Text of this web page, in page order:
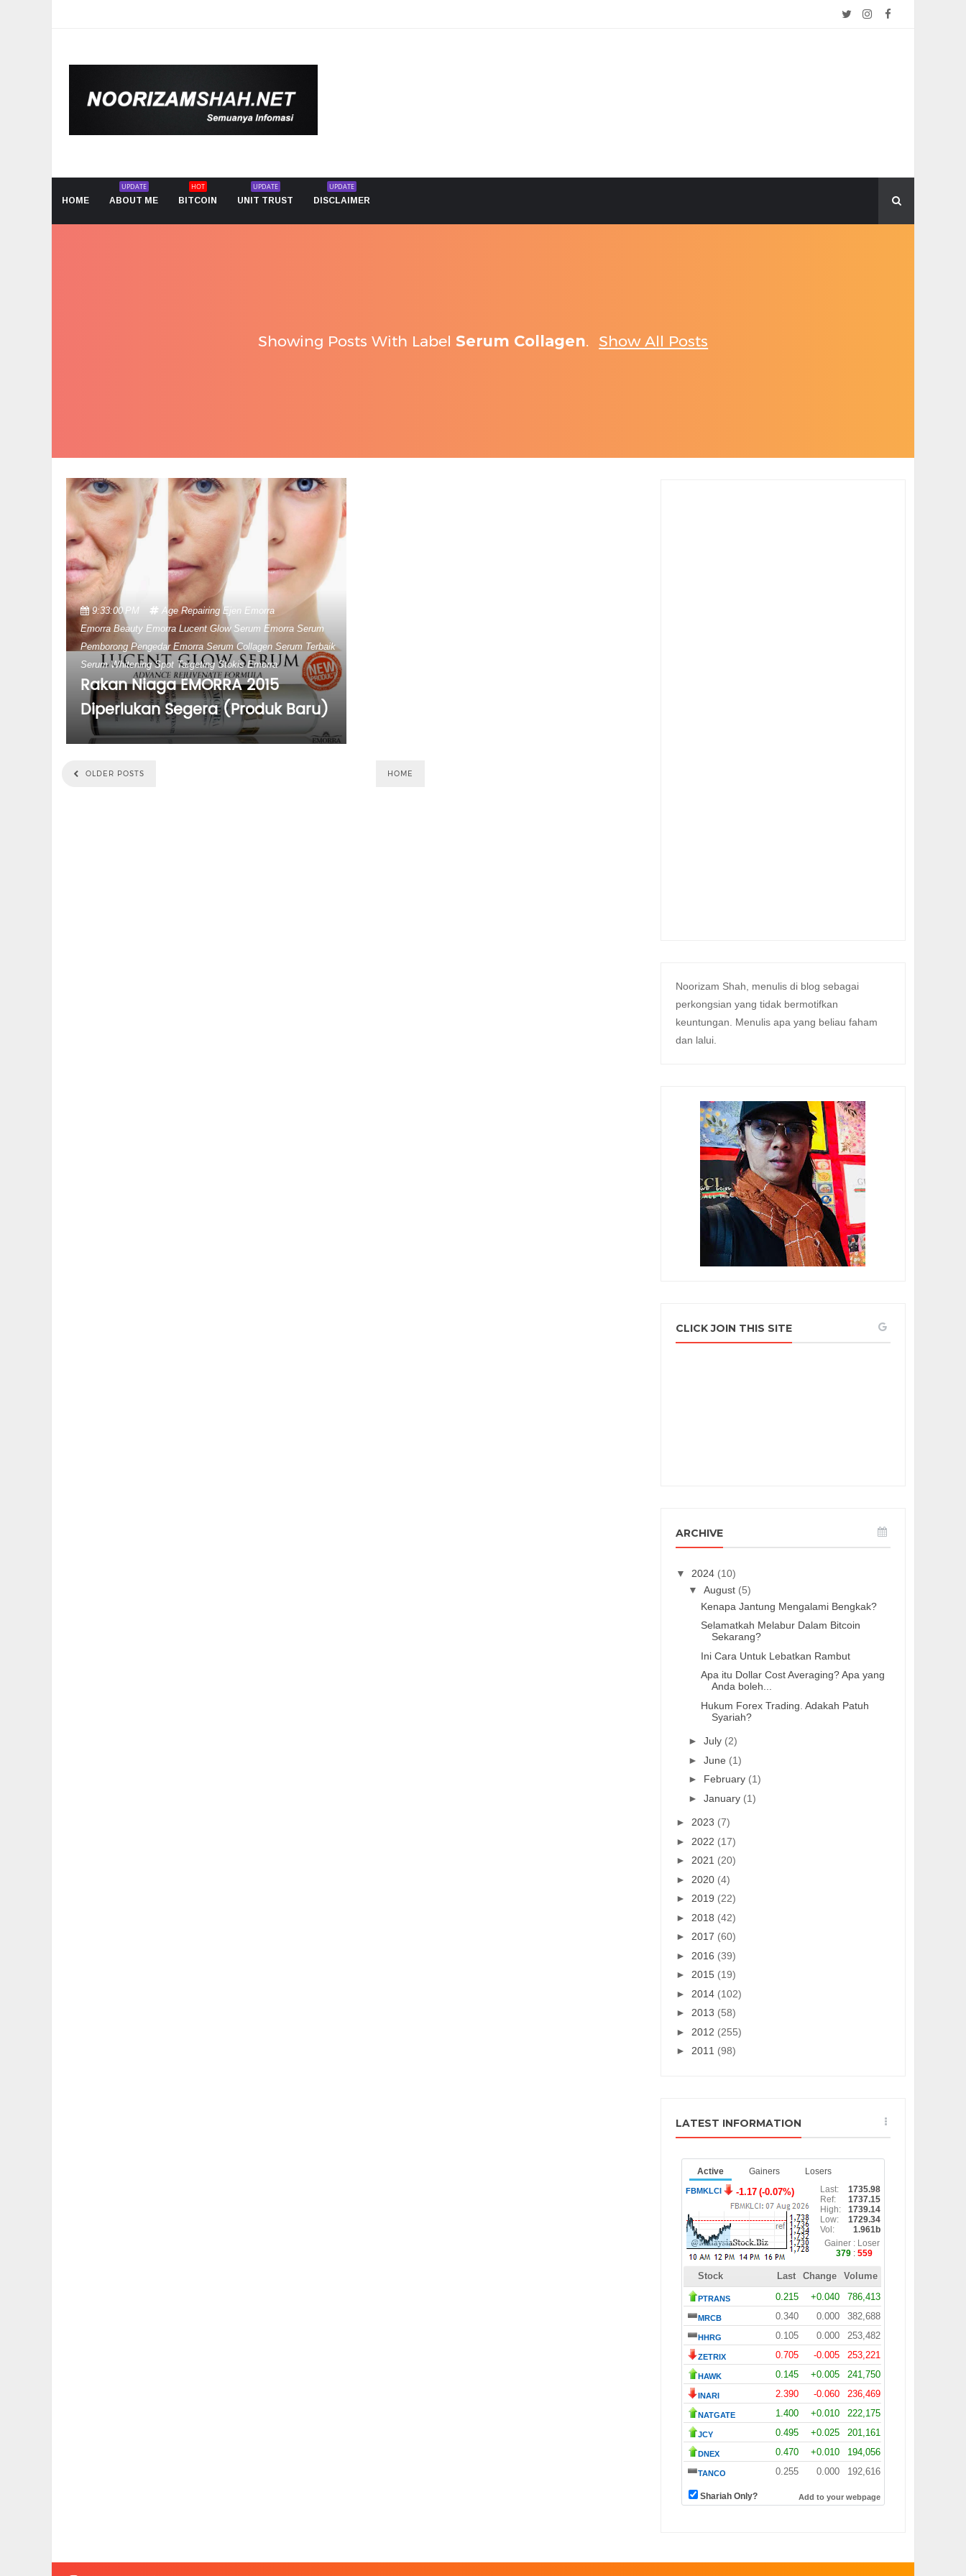
HOME ABOUT ME
UPDATE
BITCOIN
HOT
UNIT TRUST
UPDATE
DISCLAIMER
UPDATE
Showing Posts With Label Serum Collagen. Show All Posts
9:33:00 PM Age Repairing Ejen Emorra
Emorra Beauty Emorra Lucent Glow Serum Emorra Serum
Pemborong Pengedar Emorra Serum Collagen Serum Terbaik
Serum Whitening Spot Targeting Stokis Emorra
Rakan Niaga EMORRA 2015
Diperlukan Segera (Produk Baru)
OLDER POSTS HOME
Noorizam Shah, menulis di blog sebagai
perkongsian yang tidak bermotifkan
keuntungan. Menulis apa yang beliau faham
dan lalui.
CLICK JOIN THIS SITE
ARCHIVE
▼ 2024 (10)
▼ August (5)
Kenapa Jantung Mengalami Bengkak?
Selamatkah Melabur Dalam Bitcoin
Sekarang?
Ini Cara Untuk Lebatkan Rambut
Apa itu Dollar Cost Averaging? Apa yang
Anda boleh...
Hukum Forex Trading. Adakah Patuh
Syariah?
► July (2)
► June (1)
► February (1)
► January (1)
► 2023 (7)
► 2022 (17)
► 2021 (20)
► 2020 (4)
► 2019 (22)
► 2018 (42)
► 2017 (60)
► 2016 (39)
► 2015 (19)
► 2014 (102)
► 2013 (58)
► 2012 (255)
► 2011 (98)
LATEST INFORMATION